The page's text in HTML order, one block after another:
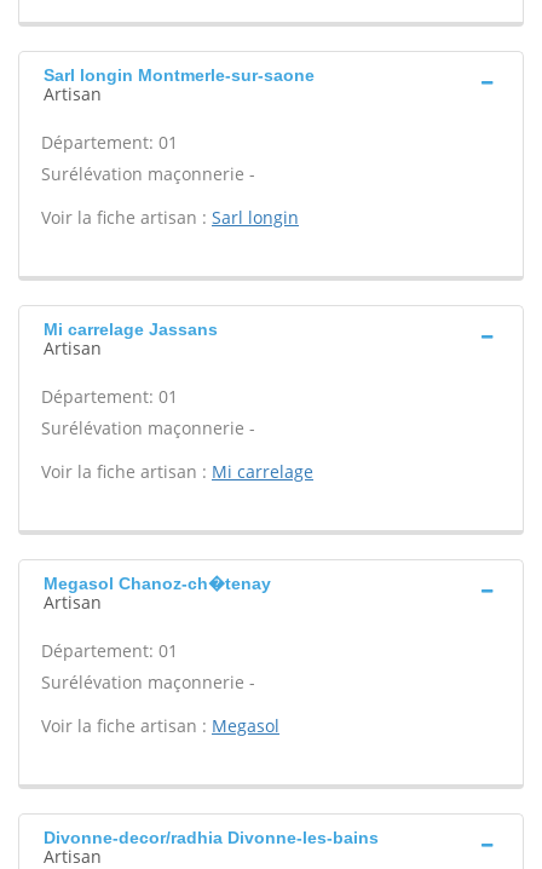
Sarl longin Montmerle-sur-saone
Artisan
Département: 01
Surélévation maçonnerie -
Voir la fiche artisan : Sarl longin
Mi carrelage Jassans
Artisan
Département: 01
Surélévation maçonnerie -
Voir la fiche artisan : Mi carrelage
Megasol Chanoz-ch�tenay
Artisan
Département: 01
Surélévation maçonnerie -
Voir la fiche artisan : Megasol
Divonne-decor/radhia Divonne-les-bains
Artisan